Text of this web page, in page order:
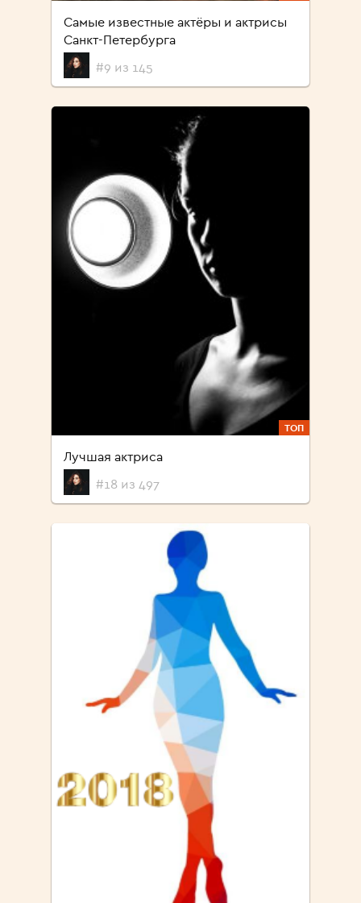
Самые известные актёры и актрисы
Санкт-Петербурга
#9 из 145
ТОП
Лучшая актриса
#18 из 497